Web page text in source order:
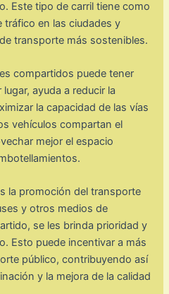
Este tipo de carril tiene como
tráfico en las ciudades y
transporte más sostenibles.
compartidos puede tener
ayuda a reducir la
la capacidad de las vías
vehículos compartan el
mejor el espacio
la promoción del transporte
y otros medios de
se les brinda prioridad y
Esto puede incentivar a más
público, contribuyendo así
y la mejora de la calidad